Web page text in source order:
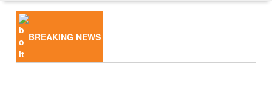
BREAKING NEWS